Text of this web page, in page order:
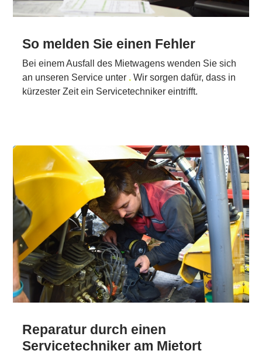
So melden Sie einen Fehler
Bei einem Ausfall des Mietwagens wenden Sie sich
an unseren Service unter . Wir sorgen dafür, dass in
kürzester Zeit ein Servicetechniker eintrifft.
Reparatur durch einen
Servicetechniker am Mietort